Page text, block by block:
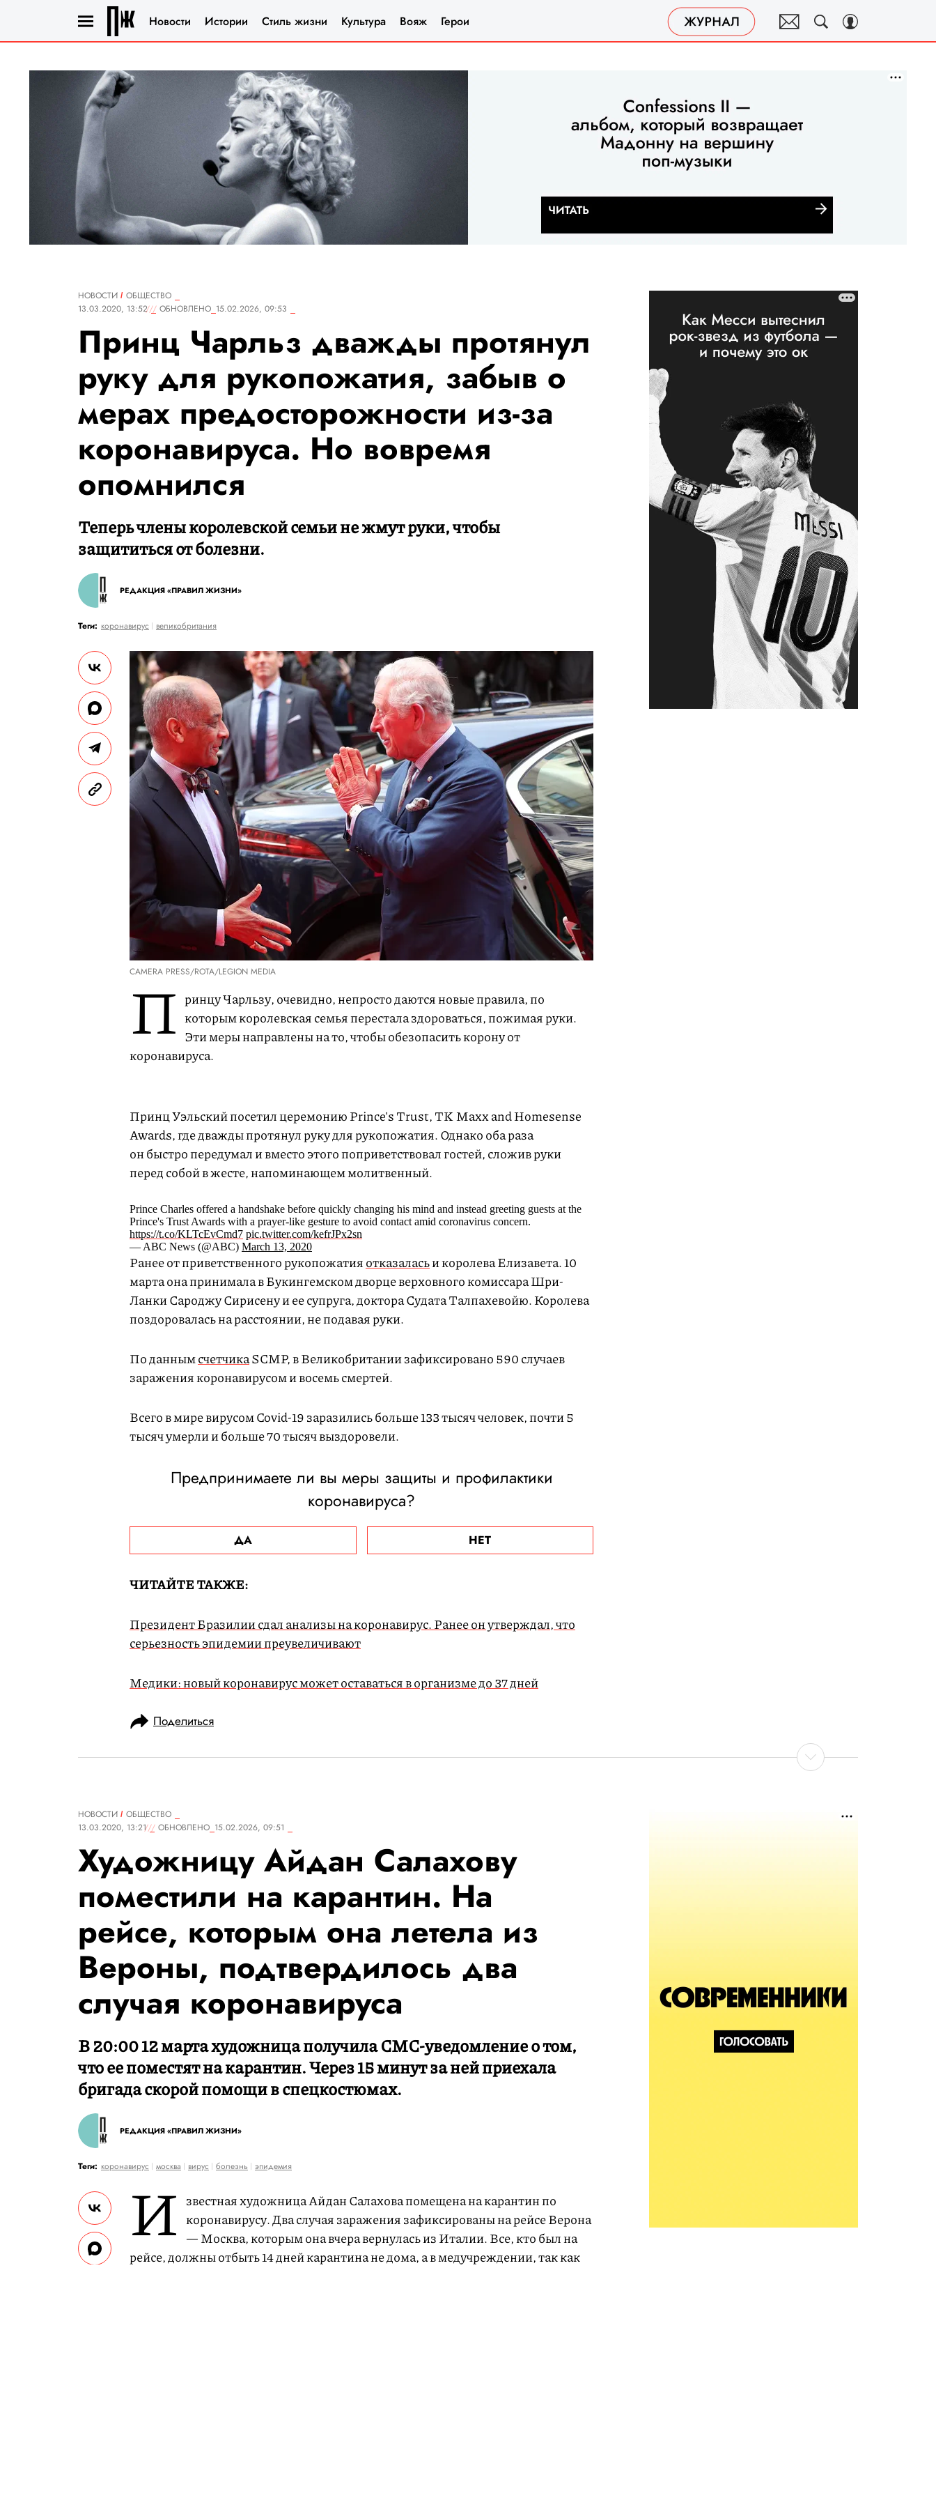
Новости Истории Стиль жизни Культура Вояж Герои
НОВОСТИ
ОБЩЕСТВО
13.03.2020, 13:52
ОБНОВЛЕНО 15.02.2026, 09:53
Принц Чарльз дважды протянул
руку для рукопожатия, забыв о
мерах предосторожности из-за
коронавируса. Но вовремя
опомнился
Теперь члены королевской семьи не жмут руки, чтобы
защититься от болезни.
РЕДАКЦИЯ «ПРАВИЛ ЖИЗНИ»
Теги: коронавирус великобритания
CAMERA PRESS/ROTA/LEGION MEDIA
П ринцу Чарльзу, очевидно, непросто даются новые правила, по
которым королевская семья перестала здороваться, пожимая руки.
Эти меры направлены на то, чтобы обезопасить корону от
коронавируса.
Принц Уэльский посетил церемонию Prince's Trust, TK Maxx and Homesense
Awards, где дважды протянул руку для рукопожатия. Однако оба раза
он быстро передумал и вместо этого поприветствовал гостей, сложив руки
перед собой в жесте, напоминающем молитвенный.
Prince Charles offered a handshake before quickly changing his mind and instead greeting guests at the
Prince's Trust Awards with a prayer-like gesture to avoid contact amid coronavirus concern.
https://t.co/KLTcEvCmd7 pic.twitter.com/kefrJPx2sn
— ABC News (@ABC) March 13, 2020
Ранее от приветственного рукопожатияотказаласьи королева Елизавета. 10
марта она принимала в Букингемском дворце верховного комиссара Шри-
Ланки Сароджу Сирисену и ее супруга, доктора Судата Талпахевойю. Королева
поздоровалась на расстоянии, не подавая руки.
По даннымсчетчикаSCMP, в Великобритании зафиксировано 590 случаев
заражения коронавирусом и восемь смертей.
Всего в мире вирусом Covid-19 заразились больше 133 тысяч человек, почти 5
тысяч умерли и больше 70 тысяч выздоровели.
Предпринимаете ли вы меры защиты и профилактики
коронавируса?
ДА НЕТ
ЧИТАЙТЕ ТАКЖЕ:
Президент Бразилии сдал анализы на коронавирус. Ранее он утверждал, что
серьезность эпидемии преувеличивают
Медики: новый коронавирус может оставаться в организме до 37 дней
Поделиться
НОВОСТИ
ОБЩЕСТВО
13.03.2020, 13:21
ОБНОВЛЕНО 15.02.2026, 09:51
Художницу Айдан Салахову
поместили на карантин. На
рейсе, которым она летела из
Вероны, подтвердилось два
случая коронавируса
В 20:00 12 марта художница получила СМС-уведомление о том,
что ее поместят на карантин. Через 15 минут за ней приехала
бригада скорой помощи в спецкостюмах.
РЕДАКЦИЯ «ПРАВИЛ ЖИЗНИ»
Теги: коронавирус москва вирус болезнь эпидемия
И звестная художница Айдан Салахова помещена на карантин по
коронавирусу. Два случая заражения зафиксированы на рейсе Верона
— Москва, которым она вчера вернулась из Италии. Все, кто был на
рейсе, должны отбыть 14 дней карантина не дома, а в медучреждении, так как